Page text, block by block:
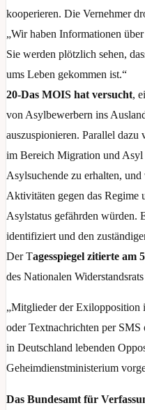
kooperieren. Die Vernehmer
„Wir haben Informationen
Sie werden plötzlich sehen,
ums Leben gekommen ist.“
20-Das MOIS hat versucht,
von Asylbewerbern ins
auszuspionieren. Parallel dazu
im Bereich Migration und
Asylsuchende zu erhalten,
Aktivitäten gegen das Regime
Asylstatus gefährden würden.
identifiziert und den
Der Tagesspiegel zitierte am
des Nationalen
„Mitglieder der Exilopposition
oder Textnachrichten per
in Deutschland lebenden
Geheimdienstministerium
Das Bundesamt für